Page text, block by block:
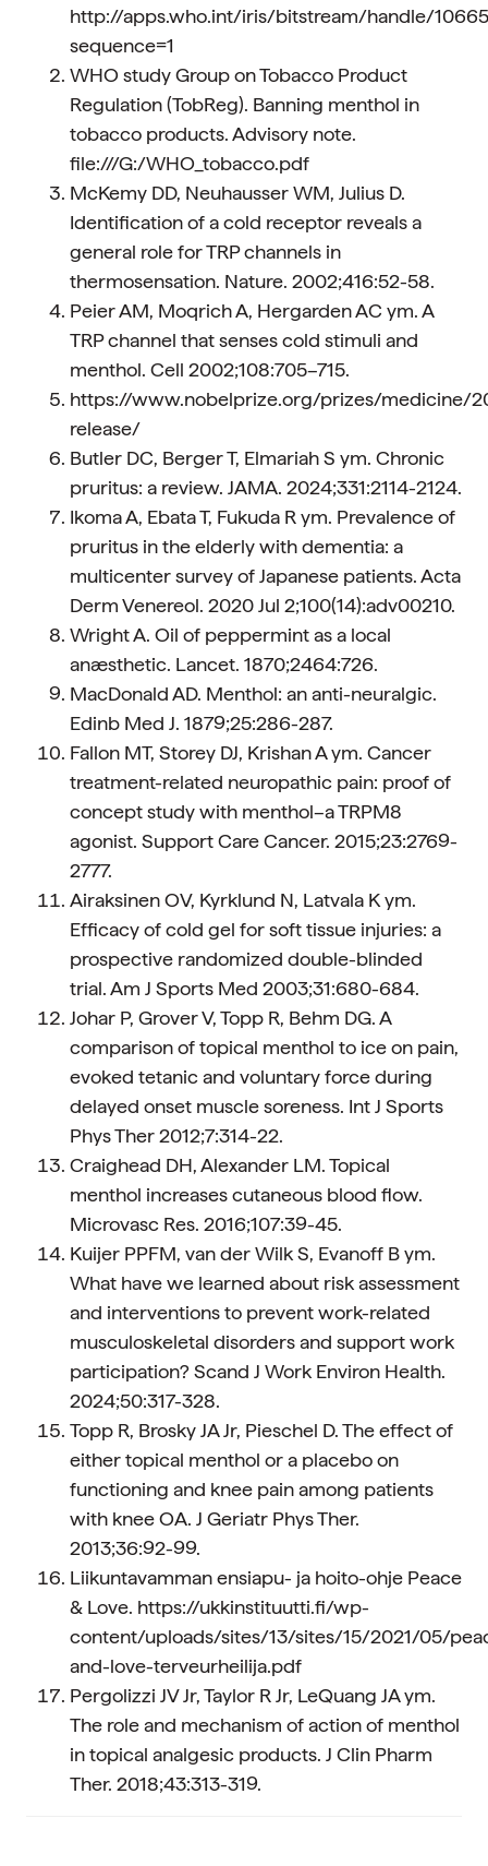
http://apps.who.int/iris/bitstream/handle/
sequence=1
WHO study Group on Tobacco Product
Regulation (TobReg). Banning menthol in
tobacco products. Advisory note.
file:///G:/WHO_tobacco.pdf
McKemy DD, Neuhausser WM, Julius D.
Identification of a cold receptor reveals a
general role for TRP channels in
thermosensation. Nature. 2002;416:52-58.
Peier AM, Moqrich A, Hergarden AC ym. A
TRP channel that senses cold stimuli and
menthol. Cell 2002;108:705–715.
https://www.nobelprize.org/prizes/medicine/
release/
Butler DC, Berger T, Elmariah S ym. Chronic
pruritus: a review. JAMA. 2024;331:2114-2124.
Ikoma A, Ebata T, Fukuda R ym. Prevalence of
pruritus in the elderly with dementia: a
multicenter survey of Japanese patients. Acta
Derm Venereol. 2020 Jul 2;100(14):adv00210.
Wright A. Oil of peppermint as a local
anæsthetic. Lancet. 1870;2464:726.
MacDonald AD. Menthol: an anti-neuralgic.
Edinb Med J. 1879;25:286-287.
Fallon MT, Storey DJ, Krishan A ym. Cancer
treatment-related neuropathic pain: proof of
concept study with menthol–a TRPM8
agonist. Support Care Cancer. 2015;23:2769-
2777.
Airaksinen OV, Kyrklund N, Latvala K ym.
Efficacy of cold gel for soft tissue injuries: a
prospective randomized double-blinded
trial. Am J Sports Med 2003;31:680-684.
Johar P, Grover V, Topp R, Behm DG. A
comparison of topical menthol to ice on pain,
evoked tetanic and voluntary force during
delayed onset muscle soreness. Int J Sports
Phys Ther 2012;7:314-22.
Craighead DH, Alexander LM. Topical
menthol increases cutaneous blood flow.
Microvasc Res. 2016;107:39-45.
Kuijer PPFM, van der Wilk S, Evanoff B ym.
What have we learned about risk assessment
and interventions to prevent work-related
musculoskeletal disorders and support work
participation? Scand J Work Environ Health.
2024;50:317-328.
Topp R, Brosky JA Jr, Pieschel D. The effect of
either topical menthol or a placebo on
functioning and knee pain among patients
with knee OA. J Geriatr Phys Ther.
2013;36:92-99.
Liikuntavamman ensiapu- ja hoito-ohje Peace
& Love. https://ukkinstituutti.fi/wp-
content/uploads/sites/13/sites/15/2021/05/
and-love-terveurheilija.pdf
Pergolizzi JV Jr, Taylor R Jr, LeQuang JA ym.
The role and mechanism of action of menthol
in topical analgesic products. J Clin Pharm
Ther. 2018;43:313-319.